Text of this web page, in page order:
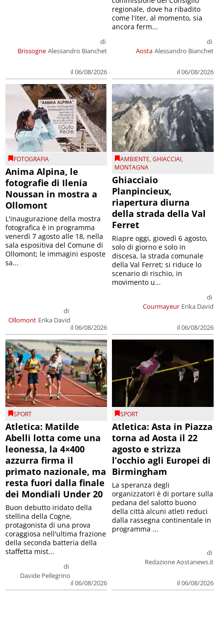
Brissogne
di
Alessandro Bianchet
il 06/08/2026
Aosta
di
Alessandro Bianchet
il 06/08/2026
regionale, dove ha ribadito
come l'iter, al momento, sia
ancora ferm...
FOTOGRAFIA
Anima Alpina, le
fotografie di Ilenia
Noussan in mostra a
Ollomont
Ollomont
di
Erika David
il 06/08/2026
L'inaugurazione della mostra
fotografica è in programma
venerdì 7 agosto alle 18, nella
sala espositiva del Comune di
Ollomont; le immagini esposte
sa...
AMBIENTE,GHIACCIAI,
MONTAGNA
Ghiacciaio
Planpincieux,
riapertura diurna
della strada della Val
Ferret
Courmayeur
di
Erika David
il 06/08/2026
Riapre oggi, giovedì 6 agosto,
solo di giorno e solo in
discesa, la strada comunale
della Val Ferret; si riduce lo
scenario di rischio, in
movimento u...
SPORT
Atletica: Matilde
Abelli lotta come una
leonessa, la 4×400
azzurra firma il
primato nazionale, ma
resta fuori dalla finale
dei Mondiali Under 20
di
Davide Pellegrino
il 06/08/2026
Buon debutto iridato della
stellina della Cogne,
protagonista di una prova
coraggiosa nell'ultima frazione
della seconda batteria della
staffetta mist...
SPORT
Atletica: Asta in Piazza
torna ad Aosta il 22
agosto e strizza
l’occhio agli Europei di
Birmingham
di
Redazione Aostanews.it
il 06/08/2026
La speranza degli
organizzatori è di portare sulla
pedana del salotto buono
della città alcuni atleti reduci
dalla rassegna continentale in
programma ...